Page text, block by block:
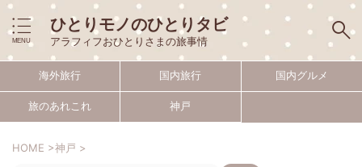
ひとりモノのひとりタビ
アラフィフおひとりさまの旅事情
海外旅行 国内旅行 国内グルメ
旅のあれこれ 神戸
HOME >神戸 >